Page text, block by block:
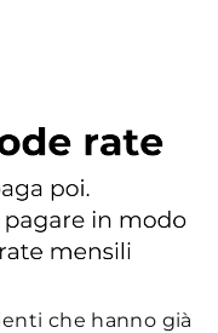
che hanno già